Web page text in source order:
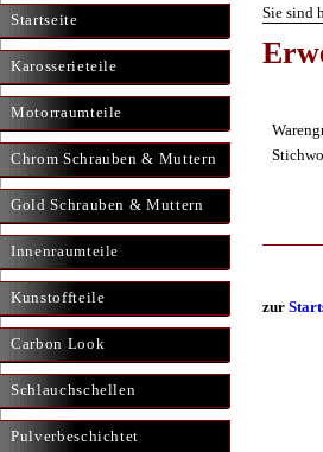
Startseite
Karosserieteile
Motorraumteile
Chrom Schrauben & Muttern
Gold Schrauben & Muttern
Innenraumteile
Kunstoffteile
Carbon Look
Schlauchschellen
Pulverbeschichtet
Sie sind
zur